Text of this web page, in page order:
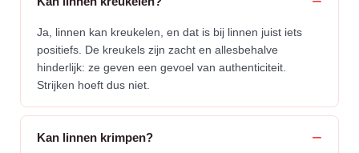
Ja, linnen kan kreukelen, en dat is bij linnen juist iets
positiefs. De kreukels zijn zacht en allesbehalve
hinderlijk: ze geven een gevoel van authenticiteit.
Strijken hoeft dus niet.
Kan linnen krimpen?